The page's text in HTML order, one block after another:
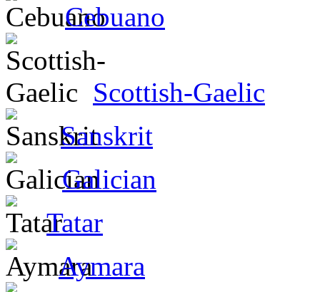
Cebuano
Scottish-Gaelic
Sanskrit
Galician
Tatar
Aymara